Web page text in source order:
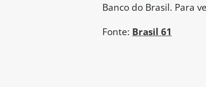
Banco do Brasil. Para
Fonte: Brasil 61